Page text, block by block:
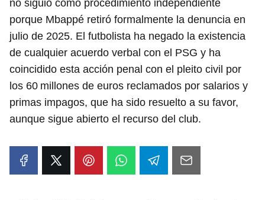
no siguió como procedimiento independiente
porque Mbappé retiró formalmente la denuncia en
julio de 2025. El futbolista ha negado la existencia
de cualquier acuerdo verbal con el PSG y ha
coincidido esta acción penal con el pleito civil por
los 60 millones de euros reclamados por salarios y
primas impagos, que ha sido resuelto a su favor,
aunque sigue abierto el recurso del club.